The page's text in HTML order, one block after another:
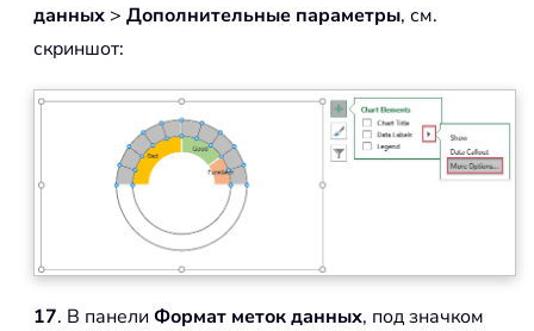
данных > Дополнительные параметры, см.
скриншот:
17. В панели Формат меток данных, под значком